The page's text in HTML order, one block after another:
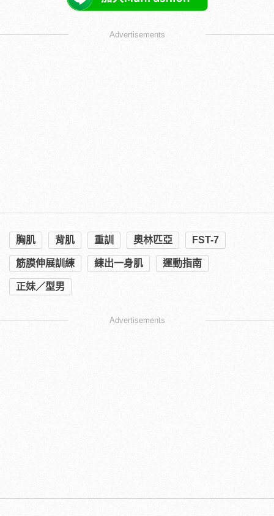
Advertisements
胸肌 背肌 重訓 奧林匹亞 FST-7
筋膜伸展訓練 練出一身肌 運動指南
正妹／型男
Advertisements